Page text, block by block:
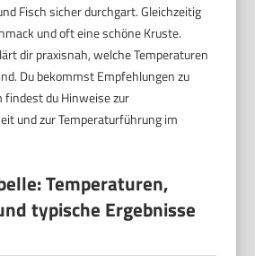
Fisch sicher durchgart. Gleichzeitig
und oft eine schöne Kruste.
dir praxisnah, welche Temperaturen
Du bekommst Empfehlungen zu
findest du Hinweise zur
und zur Temperaturführung im
Temperaturen,
typische Ergebnisse